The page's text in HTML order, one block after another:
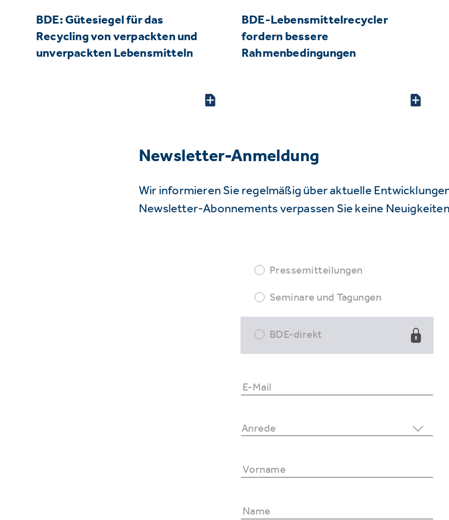
BDE: Gütesiegel für das
Recycling von verpackten und
unverpackten Lebensmitteln
BDE-Lebensmittelrecycler
fordern bessere
Rahmenbedingungen
Newsletter-Anmeldung
Wir informieren Sie regelmäßig über aktuelle
Newsletter-Abonnements verpassen Sie keine
Pressemitteilungen
Seminare und Tagungen
BDE-direkt